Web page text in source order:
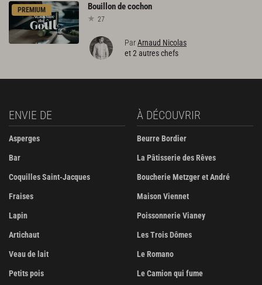
PREMIUM Bouillondecochon
27
ParArnaud Nicolas
et 2 autres chefs
ENVIE DE
Asperges
Bar
Coquilles Saint-Jacques
Fraises
Lapin
Artichaut
Veau de lait
Petits pois
À DÉCOUVRIR
Beurre Bordier
La Pâtisserie des Rêves
Boucherie Metzger et André
Maison Viennet
Poissonnerie Vianey
Les Trois Dômes
Le Romano
Le Camion qui fume